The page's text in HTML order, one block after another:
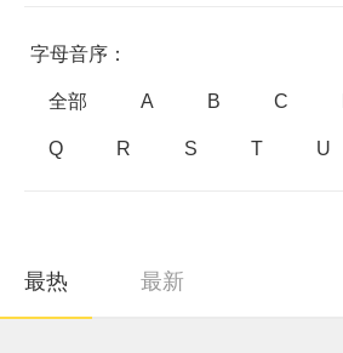
字母音序：
全部 A B C
Q R S T U
最热 最新